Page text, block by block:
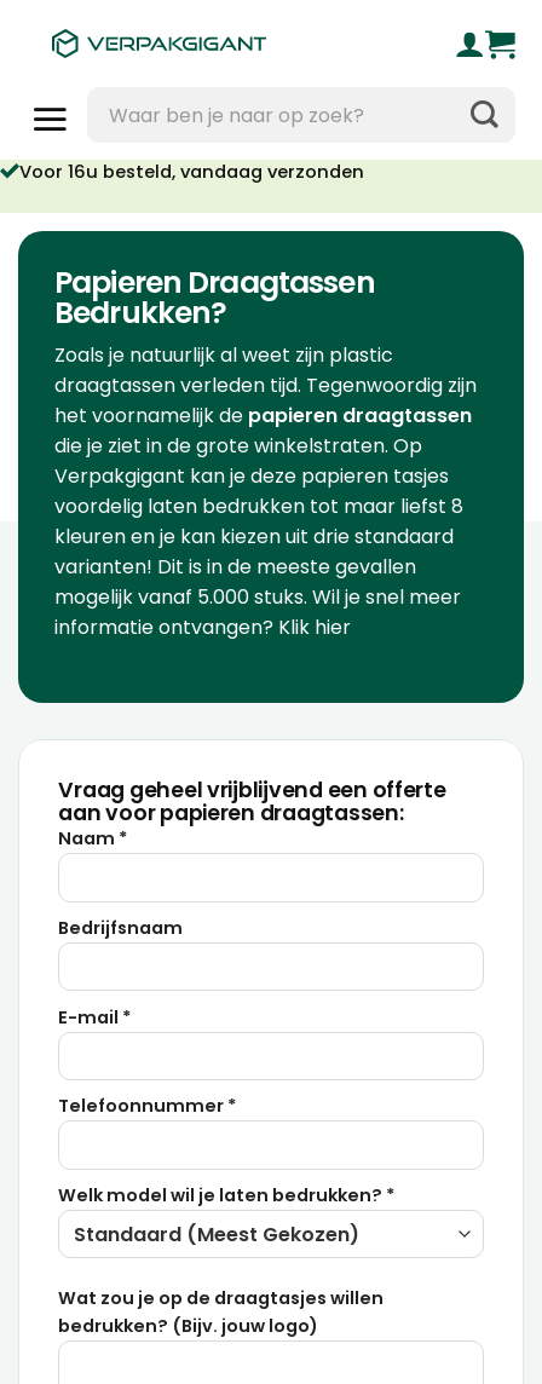
naar:
16u besteld, vandaag verzonden
Geen orderkosten vanaf €95
Papieren Draagtassen
Bedrukken?
Zoals je natuurlijk al weet zijn plastic
draagtassen verleden tijd. Tegenwoordig zijn
het voornamelijk de papieren draagtassen
die je ziet in de grote winkelstraten. Op
Verpakgigant kan je deze papieren tasjes
voordelig laten bedrukken tot maar liefst 8
kleuren en je kan kiezen uit drie standaard
varianten! Dit is in de meeste gevallen
mogelijk vanaf 5.000 stuks. Wil je snel meer
informatie ontvangen? Klik hier
Vraag geheel vrijblijvend een offerte
aan voor papieren draagtassen:
Naam *
Bedrijfsnaam
E-mail *
Telefoonnummer *
Welk model wil je laten bedrukken? *
Wat zou je op de draagtasjes willen
bedrukken? (Bijv. jouw logo)